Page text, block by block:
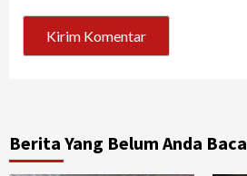
Berita Yang Belum Anda Baca